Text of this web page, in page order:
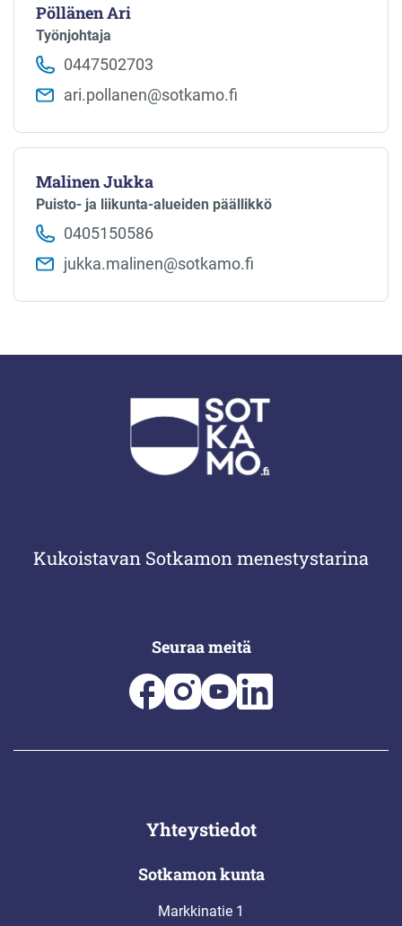
Pöllänen Ari
Työnjohtaja
0447502703
ari.pollanen​@sotkamo.fi
Malinen Jukka
Puisto- ja liikunta-alueiden päällikkö
0405150586
jukka.malinen​@sotkamo.fi
Kukoistavan Sotkamon menestystarina
Seuraa meitä
Yhteystiedot
Sotkamon kunta
Markkinatie 1